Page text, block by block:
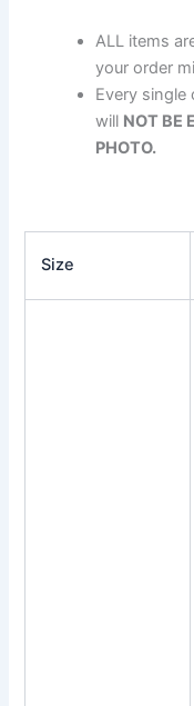
ALL items
your order
Every single
will NOT BE
PHOTO.
Size